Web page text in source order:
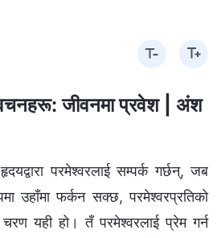
जीवनमा प्रवेश | अंश
परमेश्‍वरलाई सम्पर्क गर्छन्, जब
उहाँमा फर्कन सक्छ, परमेश्‍वरप्रतिको
चरण यही हो। तँ परमेश्‍वरलाई प्रेम गर्न